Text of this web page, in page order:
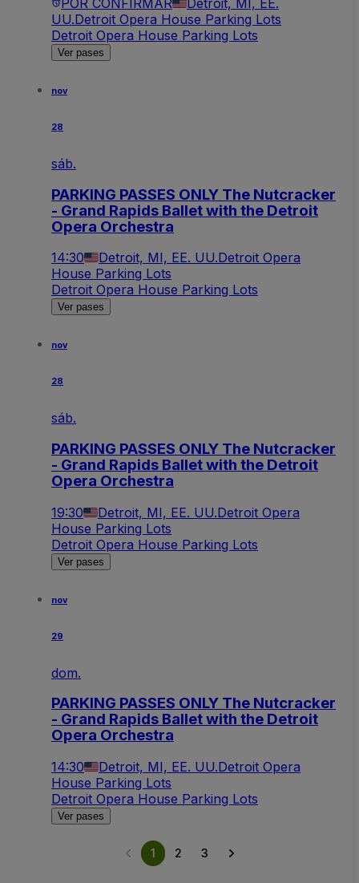
UU.Detroit Opera House Parking Lots
Detroit Opera House Parking Lots
Ver pases
nov
28
sáb.
PARKING PASSES ONLY The Nutcracker
- Grand Rapids Ballet with the Detroit
Opera Orchestra
14:30 Detroit, MI, EE. UU.Detroit Opera
House Parking Lots
Detroit Opera House Parking Lots
Ver pases
nov
28
sáb.
PARKING PASSES ONLY The Nutcracker
- Grand Rapids Ballet with the Detroit
Opera Orchestra
19:30 Detroit, MI, EE. UU.Detroit Opera
House Parking Lots
Detroit Opera House Parking Lots
Ver pases
nov
29
dom.
PARKING PASSES ONLY The Nutcracker
- Grand Rapids Ballet with the Detroit
Opera Orchestra
14:30 Detroit, MI, EE. UU.Detroit Opera
House Parking Lots
Detroit Opera House Parking Lots
Ver pases
1 2 3